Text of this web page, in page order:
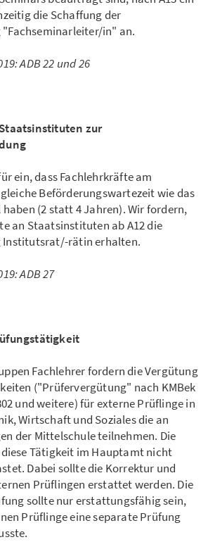
die Schaffung der
in" an.
ADB 22 und 26
zur
ein, dass Fachlehrkräfte am
Beförderungswartezeit wie das
(2 statt 4 Jahren). Wir fordern,
an Staatsinstituten ab A12 die
Institutsrat/-rätin erhalten.
ADB 27
Fachlehrer fordern die Vergütung
("Prüfervergütung" nach KMBek
und weitere) für externe Prüflinge in
Wirtschaft und Soziales die an
der Mittelschule teilnehmen. Die
Tätigkeit im Hauptamt nicht
Dabei sollte die Korrektur und
Prüflingen erstattet werden. Die
sollte nur erstattungsfähig sein,
Prüflinge eine separate Prüfung